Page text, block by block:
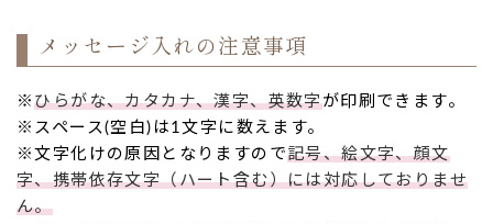
メッセージ入れの注意事項
※ひらがな、カタカナ、漢字、英数字が印刷できます。
※スペース(空白)は1文字に数えます。
※文字化けの原因となりますので記号、絵文字、顔文
字、携帯依存文字（ハート含む）には対応しておりませ
ん。